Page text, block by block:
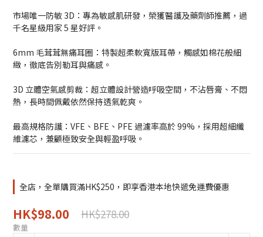
市場唯一防敏 3D：專為敏感肌研發，榮獲醫護及藥劑師推薦，過
千名星級用家 5 星好評。
6mm 毛茸茸無痛耳圈：特製超柔軟寬版耳帶，觸感如棉花般細
緻，徹底告別勒耳與痛感。
3D 立體空氣感剪裁：超立體設計營造呼吸空間，不沾唇膏、不悶
熱，長時間佩戴依然保持透氣乾爽。
最高規格防護：VFE、BFE、PFE 過濾率高於 99%，採用超細纖
維濾芯，兼顧極致安全與輕盈呼吸。
全店，全單購買滿HK$250，即享香港本地快遞免運費優惠
HK$98.00 HK$278.00
數量